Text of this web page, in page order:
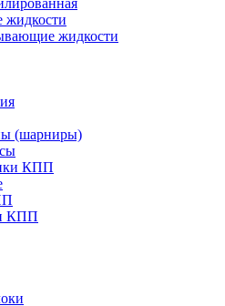
жидкости
жидкости
(шарниры)
КПП
КПП